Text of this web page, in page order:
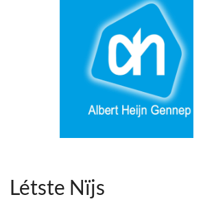
Létste Nïjs